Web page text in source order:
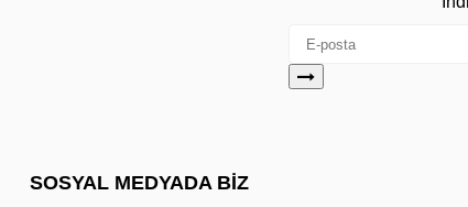
SOSYAL MEDYADA BİZ